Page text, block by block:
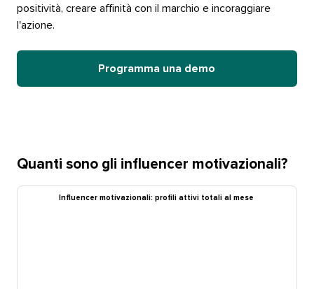
positività, creare affinità con il marchio e incoraggiare
l'azione.​​
Programma una demo​​
Quanti sono gli influencer motivazionali?​​
Influencer motivazionali: profili attivi totali al mese​​